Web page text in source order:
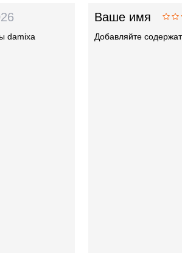
damixa
Ваше имя
Добавляйте